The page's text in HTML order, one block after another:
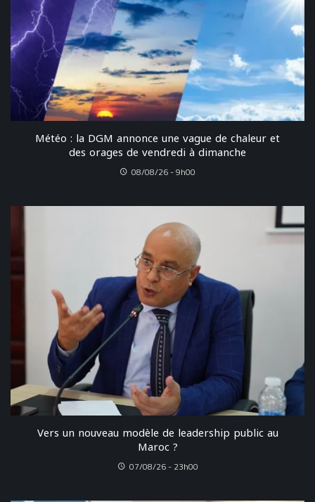
Météo : la DGM annonce une vague de chaleur et
des orages de vendredi à dimanche
08/08/26 - 9h00
Vers un nouveau modèle de leadership public au
Maroc ?
07/08/26 - 23h00